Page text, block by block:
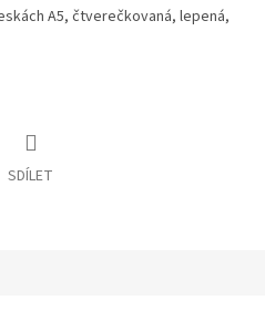
A5, čtverečkovaná, lepená,
SDÍLET